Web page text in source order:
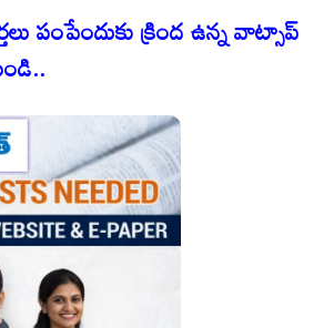
పంపేందుకు క్రింద ఉన్న వాట్సాప్